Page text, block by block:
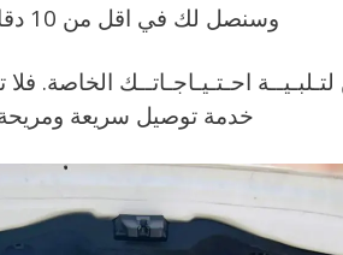
وسنصل لك في اقل من 10 دقائق .
احـتـيـاجـاتــك الخاصة.
خدمة توصيل سريعة